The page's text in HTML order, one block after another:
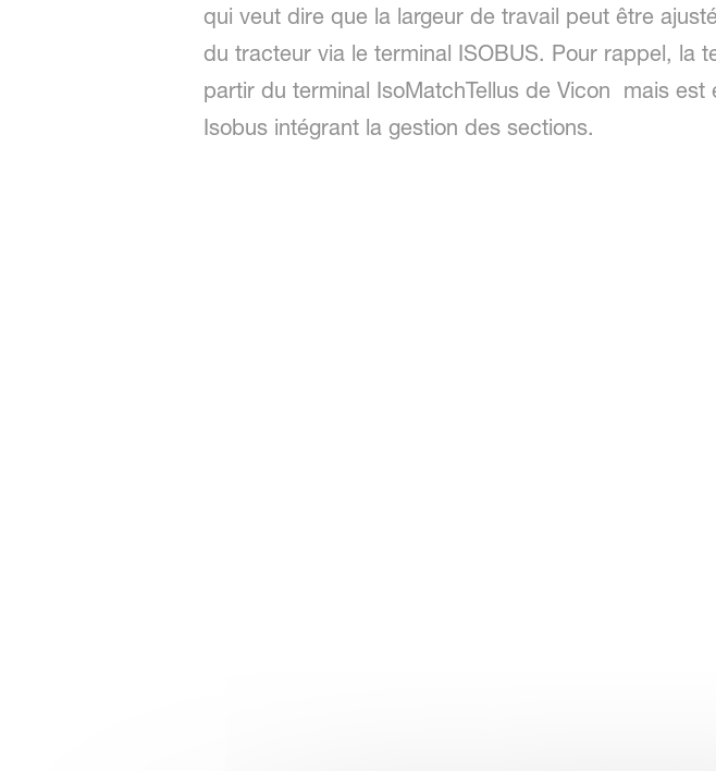
qui veut dire que la largeur de travail peut être
du tracteur via le terminal ISOBUS. Pour rappel, la
partir du terminal IsoMatchTellus de Vicon mais
Isobus intégrant la gestion des sections.